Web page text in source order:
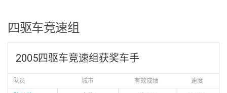
四驱车竞速组
2005四驱车竞速组获奖车手
队员 城市 有效成绩 速度